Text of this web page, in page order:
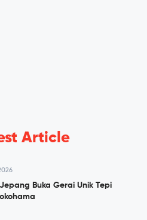
Article
Buka Gerai Unik Tepi